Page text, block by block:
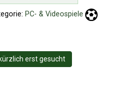
PC- & Videospiele
erst gesucht